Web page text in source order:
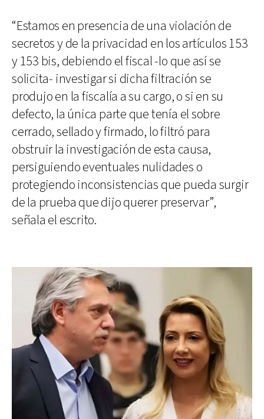
“Estamos en presencia de una violación de
secretos y de la privacidad en los artículos 153
y 153 bis, debiendo el fiscal -lo que así se
solicita- investigar si dicha filtración se
produjo en la fiscalía a su cargo, o si en su
defecto, la única parte que tenía el sobre
cerrado, sellado y firmado, lo filtró para
obstruir la investigación de esta causa,
persiguiendo eventuales nulidades o
protegiendo inconsistencias que pueda surgir
de la prueba que dijo querer preservar”,
señala el escrito.